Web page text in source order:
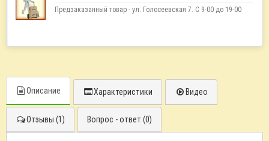
Предзаказанный товар - ул. Голосеевская 7. С 9-00 до 19-00
Описание Характеристики Видео
Отзывы (1) Вопрос - ответ (0)